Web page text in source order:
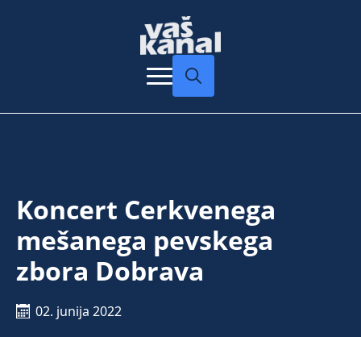
Koncert Cerkvenega
mešanega pevskega
zbora Dobrava
02. junija 2022